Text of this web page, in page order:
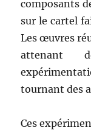
composants
sur le cartel
Les œuvres
attenant
tournant des
Ces